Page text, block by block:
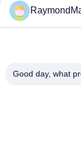
50/60 हर्ट्ज कॉपर
प्लाज्मा काटने वाली
Good day, what